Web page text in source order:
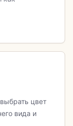
цвет
вида и